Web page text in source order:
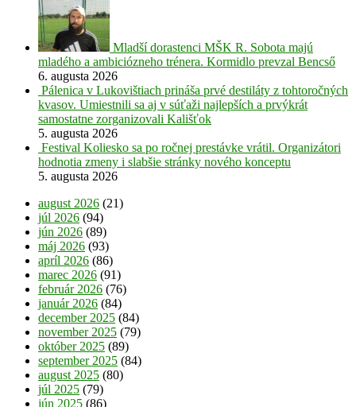
Mladší dorastenci MŠK R. Sobota majú
mladého a ambiciózneho trénera. Kormidlo prevzal Bencső
6. augusta 2026
Pálenica v Lukovištiach prináša prvé destiláty z tohtoročných
kvasov. Umiestnili sa aj v súťaži najlepších a prvýkrát
samostatne zorganizovali Kališťok
5. augusta 2026
Festival Koliesko sa po ročnej prestávke vrátil. Organizátori
hodnotia zmeny i slabšie stránky nového konceptu
5. augusta 2026
august 2026 (21)
júl 2026 (94)
jún 2026 (89)
máj 2026 (93)
apríl 2026 (86)
marec 2026 (91)
február 2026 (76)
január 2026 (84)
december 2025 (84)
november 2025 (79)
október 2025 (89)
september 2025 (84)
august 2025 (80)
júl 2025 (79)
jún 2025 (86)